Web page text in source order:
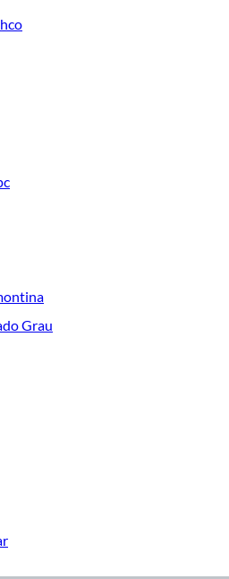
de decoración, estamos aquí para hacer
todo lo que tenemos para ofrecerte en
de Bombas de superficie en Sodimac
de calidad para tus proyectos y
descubre todo lo que tenemos para
de Bombas de superficie en
para tus proyectos de renovación y
realidad!
Grau